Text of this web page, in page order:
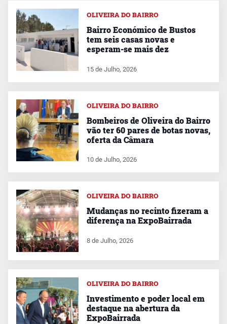
OLIVEIRA DO BAIRRO
Bairro Económico de Bustos
tem seis casas novas e
esperam-se mais dez
15 de Julho, 2026
OLIVEIRA DO BAIRRO
Bombeiros de Oliveira do Bairro
vão ter 60 pares de botas novas,
oferta da Câmara
10 de Julho, 2026
OLIVEIRA DO BAIRRO
Mudanças no recinto fizeram a
diferença na ExpoBairrada
8 de Julho, 2026
OLIVEIRA DO BAIRRO
Investimento e poder local em
destaque na abertura da
ExpoBairrada